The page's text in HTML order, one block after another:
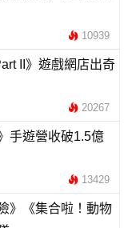
10939
II》遊戲網店出奇
20267
手遊營收破1.5億
13429
》《集合啦！動物